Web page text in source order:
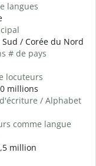
langues
/ Corée du Nord
# de pays
locuteurs
millions
/ Alphabet
comme langue
million